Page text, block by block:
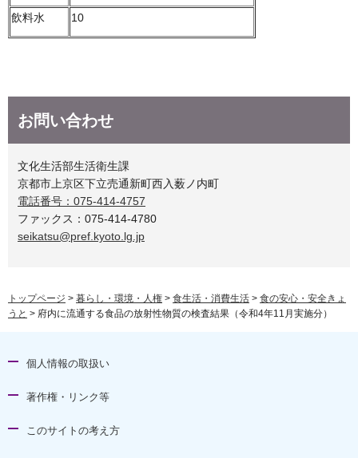
飲料水 10
お問い合わせ
文化生活部生活衛生課
京都市上京区下立売通新町西入薮ノ内町
電話番号：075-414-4757
ファックス：075-414-4780
seikatsu@pref.kyoto.lg.jp
トップページ > 暮らし・環境・人権 > 食生活・消費生活 > 食の安心・安全きょ
うと > 府内に流通する食品の放射性物質の検査結果（令和4年11月実施分）
個人情報の取扱い
著作権・リンク等
このサイトの考え方